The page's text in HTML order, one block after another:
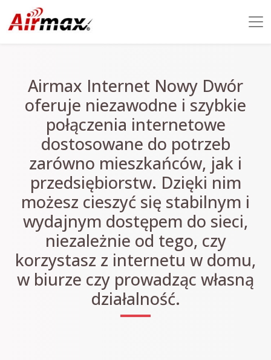
Airmax Internet Nowy Dwór
oferuje niezawodne i szybkie
połączenia internetowe
dostosowane do potrzeb
zarówno mieszkańców, jak i
przedsiębiorstw. Dzięki nim
możesz cieszyć się stabilnym i
wydajnym dostępem do sieci,
niezależnie od tego, czy
korzystasz z internetu w domu,
w biurze czy prowadząc własną
działalność.